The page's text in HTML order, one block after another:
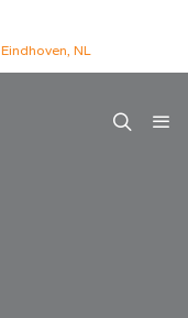
Eindhoven, NL